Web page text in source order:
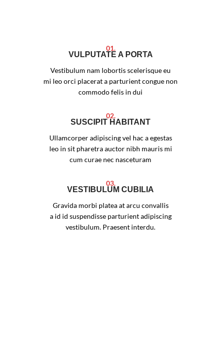
01.
VULPUTATE A PORTA
Vestibulum nam lobortis scelerisque eu
mi leo orci placerat a parturient congue non
commodo felis in dui
02.
SUSCIPIT HABITANT
Ullamcorper adipiscing vel hac a egestas
leo in sit pharetra auctor nibh mauris mi
cum curae nec nasceturam
03.
VESTIBULUM CUBILIA
Gravida morbi platea at arcu convallis
a id id suspendisse parturient adipiscing
vestibulum. Praesent interdu.